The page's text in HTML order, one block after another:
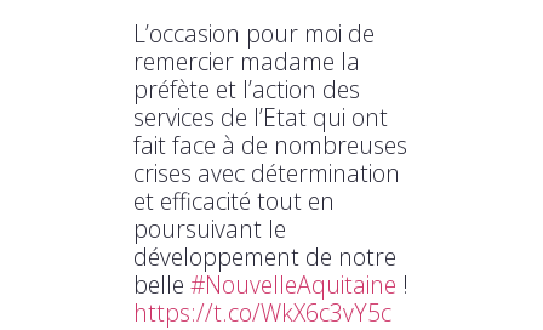
L’occasion pour moi de
remercier madame la
préfète et l’action des
services de l’Etat qui ont
fait face à de nombreuses
crises avec détermination
et efficacité tout en
poursuivant le
développement de notre
belle #NouvelleAquitaine !
https://t.co/WkX6c3vY5c